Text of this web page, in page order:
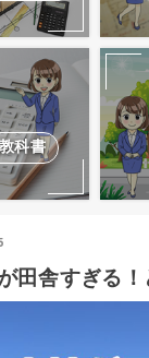
科書
田舎すぎる！